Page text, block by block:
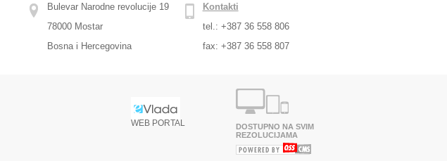
Bulevar Narodne revolucije 19
78000 Mostar
Bosna i Hercegovina
Kontakti
tel.: +387 36 558 806
fax: +387 36 558 807
WEB PORTAL
DOSTUPNO NA SVIM
REZOLUCIJAMA